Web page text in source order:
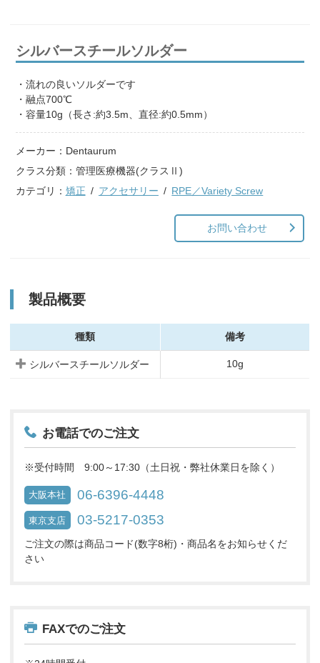
シルバースチールソルダー
・流れの良いソルダーです
・融点700℃
・容量10g（長さ:約3.5m、直径:約0.5mm）
メーカー： Dentaurum
クラス分類： 管理医療機器(クラスⅡ)
カテゴリ： 矯正 アクセサリー RPE／Variety Screw
お問い合わせ
製品概要
種類 備考
シルバースチールソルダー 10g
お電話でのご注文
※受付時間 9:00～17:30（土日祝・弊社休業日を除く）
大阪本社 06-6396-4448
東京支店 03-5217-0353
ご注文の際は商品コード(数字8桁)・商品名をお知らせくだ
さい
FAXでのご注文